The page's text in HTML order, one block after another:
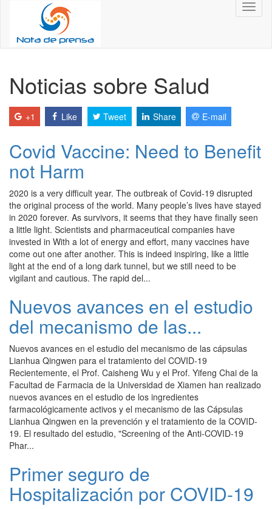
Noticias sobre Salud
+1 Like Tweet Share E-mail
Covid Vaccine: Need to Benefit
not Harm
2020 is a very difficult year. The outbreak of Covid-19 disrupted
the original process of the world. Many people’s lives have stayed
in 2020 forever. As survivors, it seems that they have finally seen
a little light. Scientists and pharmaceutical companies have
invested in With a lot of energy and effort, many vaccines have
come out one after another. This is indeed inspiring, like a little
light at the end of a long dark tunnel, but we still need to be
vigilant and cautious. The rapid del...
Nuevos avances en el estudio
del mecanismo de las...
Nuevos avances en el estudio del mecanismo de las cápsulas
Lianhua Qingwen para el tratamiento del COVID-19
Recientemente, el Prof. Caisheng Wu y el Prof. Yifeng Chai de la
Facultad de Farmacia de la Universidad de Xiamen han realizado
nuevos avances en el estudio de los ingredientes
farmacológicamente activos y el mecanismo de las Cápsulas
Lianhua Qingwen en la prevención y el tratamiento de la COVID-
19. El resultado del estudio, "Screening of the Anti-COVID-19
Phar...
Primer seguro de
Hospitalización por COVID-19